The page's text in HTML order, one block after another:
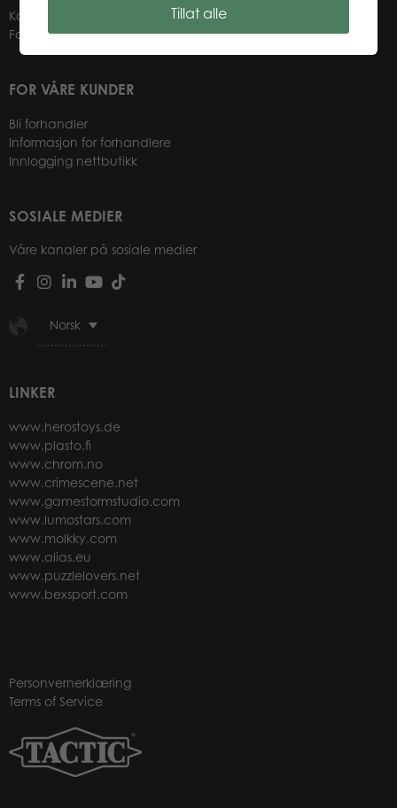
Kontakter
Forhandlere
FOR VÅRE KUNDER
Bli forhandler
Informasjon for forhandlere
Innlogging nettbutikk
SOSIALE MEDIER
Våre kanaler på sosiale medier
Norsk
LINKER
www.herostoys.de
www.plasto.fi
www.chrom.no
www.crimescene.net
www.gamestormstudio.com
www.lumostars.com
www.molkky.com
www.alias.eu
www.puzzlelovers.net
www.bexsport.com
Personvernerklæring
Terms of Service
Tillat alle